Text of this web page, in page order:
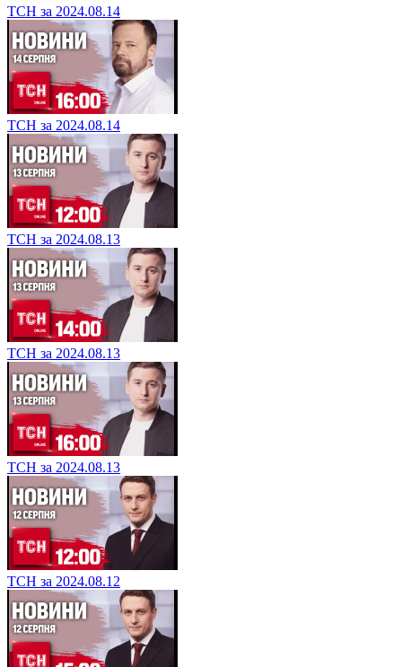
ТСН за 2024.08.14
ТСН за 2024.08.14
ТСН за 2024.08.13
ТСН за 2024.08.13
ТСН за 2024.08.13
ТСН за 2024.08.12